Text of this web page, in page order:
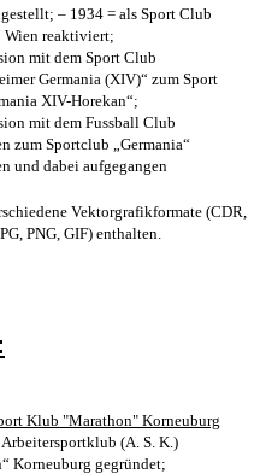
– 1934 = als Sport Club
Wien reaktiviert;
mit dem Sport Club
Germania (XIV)“ zum Sport
XIV-Horekan“;
mit dem Fussball Club
zum Sportclub „Germania“
und dabei aufgegangen
Vektorgrafikformate (CDR,
PNG, GIF) enthalten.
Klub "Marathon" Korneuburg
Arbeitersportklub (A. S. K.)
Korneuburg gegründet;